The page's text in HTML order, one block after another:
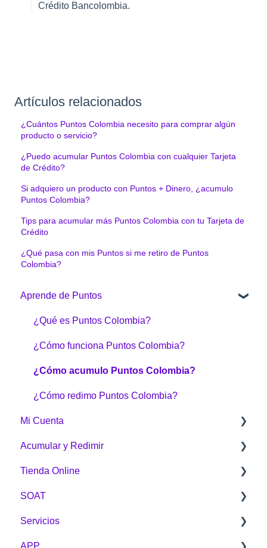
Crédito Bancolombia.
Artículos relacionados
¿Cuántos Puntos Colombia necesito para comprar algún
producto o servicio?
¿Puedo acumular Puntos Colombia con cualquier Tarjeta
de Crédito?
Si adquiero un producto con Puntos + Dinero, ¿acumulo
Puntos Colombia?
Tips para acumular más Puntos Colombia con tu Tarjeta de
Crédito
¿Qué pasa con mis Puntos si me retiro de Puntos
Colombia?
Aprende de Puntos
¿Qué es Puntos Colombia?
¿Cómo funciona Puntos Colombia?
¿Cómo acumulo Puntos Colombia?
¿Cómo redimo Puntos Colombia?
Mi Cuenta
Generalidades
Acumular y Redimir
¿Cómo acumular?
¿Cómo redimo Puntos Colombia?
Botón Puntos Colombia
Tienda Online
Sobre la Tienda Online
Compras
SOAT
General
Servicios